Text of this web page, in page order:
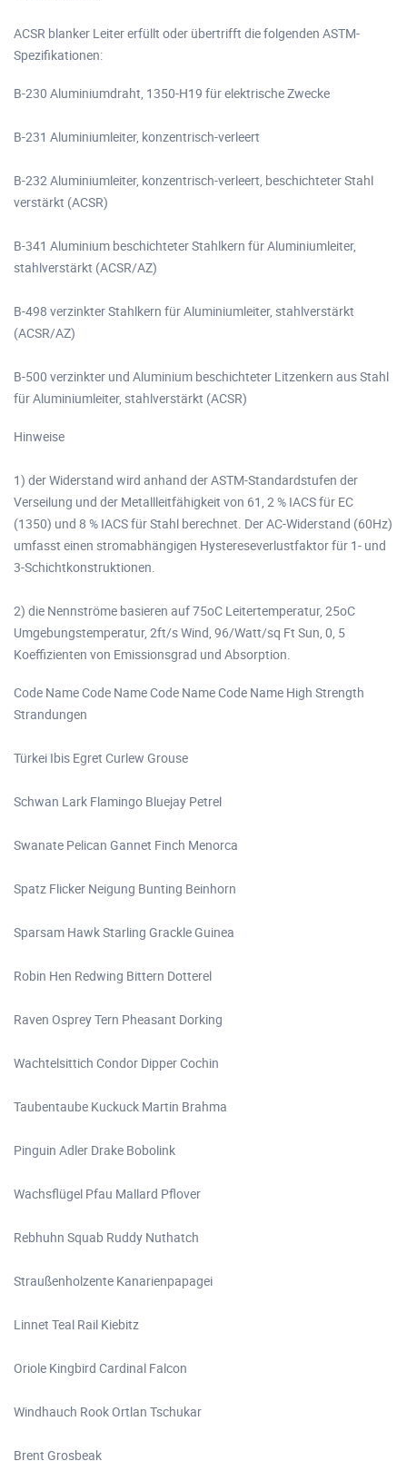
ACSR blanker Leiter erfüllt oder übertrifft die folgenden ASTM-
Spezifikationen:
B-230 Aluminiumdraht, 1350-H19 für elektrische Zwecke
B-231 Aluminiumleiter, konzentrisch-verleert
B-232 Aluminiumleiter, konzentrisch-verleert, beschichteter Stahl
verstärkt (ACSR)
B-341 Aluminium beschichteter Stahlkern für Aluminiumleiter,
stahlverstärkt (ACSR/AZ)
B-498 verzinkter Stahlkern für Aluminiumleiter, stahlverstärkt
(ACSR/AZ)
B-500 verzinkter und Aluminium beschichteter Litzenkern aus Stahl
für Aluminiumleiter, stahlverstärkt (ACSR)
Hinweise
1) der Widerstand wird anhand der ASTM-Standardstufen der
Verseilung und der Metallleitfähigkeit von 61, 2 % IACS für EC
(1350) und 8 % IACS für Stahl berechnet. Der AC-Widerstand (60Hz)
umfasst einen stromabhängigen Hystereseverlustfaktor für 1- und
3-Schichtkonstruktionen.
2) die Nennströme basieren auf 75oC Leitertemperatur, 25oC
Umgebungstemperatur, 2ft/s Wind, 96/Watt/sq Ft Sun, 0, 5
Koeffizienten von Emissionsgrad und Absorption.
Code Name Code Name Code Name Code Name High Strength
Strandungen
Türkei Ibis Egret Curlew Grouse
Schwan Lark Flamingo Bluejay Petrel
Swanate Pelican Gannet Finch Menorca
Spatz Flicker Neigung Bunting Beinhorn
Sparsam Hawk Starling Grackle Guinea
Robin Hen Redwing Bittern Dotterel
Raven Osprey Tern Pheasant Dorking
Wachtelsittich Condor Dipper Cochin
Taubentaube Kuckuck Martin Brahma
Pinguin Adler Drake Bobolink
Wachsflügel Pfau Mallard Pflover
Rebhuhn Squab Ruddy Nuthatch
Straußenholzente Kanarienpapagei
Linnet Teal Rail Kiebitz
Oriole Kingbird Cardinal Falcon
Windhauch Rook Ortlan Tschukar
Brent Grosbeak